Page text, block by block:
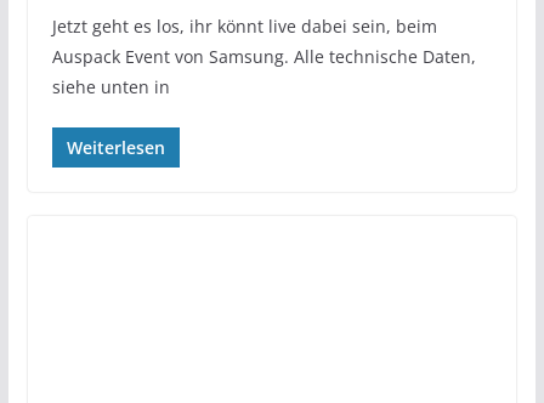
Jetzt geht es los, ihr könnt live dabei sein, beim
Auspack Event von Samsung. Alle technische Daten,
siehe unten in
Weiterlesen